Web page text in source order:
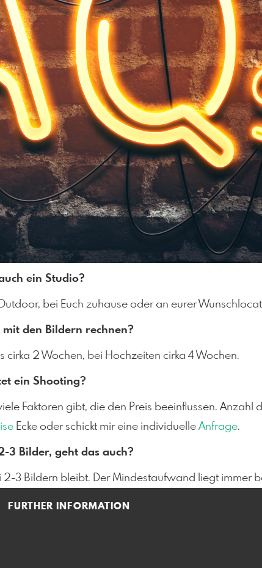
ein Studio?
bei Euch zuhause oder an eurer
den Bildern rechnen?
2 Wochen, bei Hochzeiten cirka 4 Wochen.
ein Shooting?
Faktoren gibt, die den Preis beeinflussen. Anzahl
Ecke oder schickt mir eine individuelle Anfrage.
3 Bilder, geht das auch?
3 Bildern bleibt. Der Mindestaufwand liegt immer
FURTHER INFORMATION